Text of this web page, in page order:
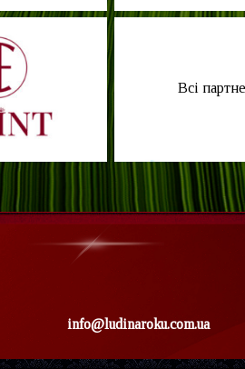
Всі
info@ludinaroku.com.ua